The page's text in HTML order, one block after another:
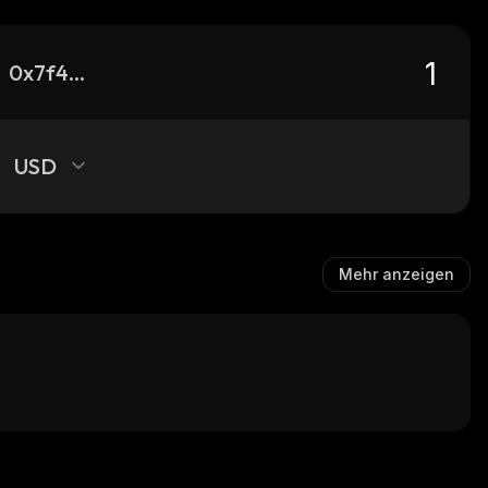
0x7f42440c1e87187f523ae48980e7386508804b07_base
USD
Mehr anzeigen